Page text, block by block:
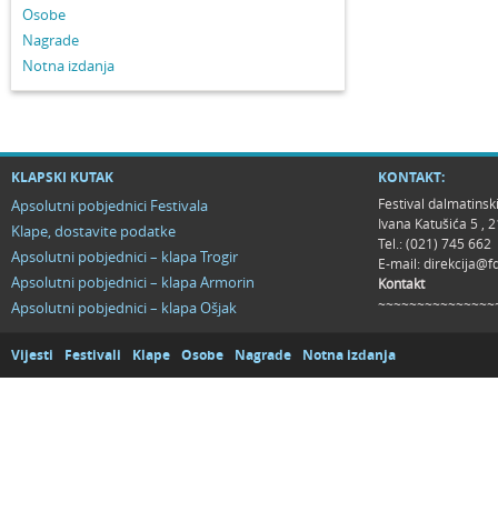
Osobe
Nagrade
Notna izdanja
KLAPSKI KUTAK
Apsolutni pobjednici Festivala
Klape, dostavite podatke
Apsolutni pobjednici – klapa Trogir
Apsolutni pobjednici – klapa Armorin
Apsolutni pobjednici – klapa Ošjak
KONTAKT:
Festival
Ivana Katušića 5 ,
Tel.: (021) 745 662
E-mail:
Kontakt
Vijesti Festivali Klape Osobe Nagrade Notna izdanja